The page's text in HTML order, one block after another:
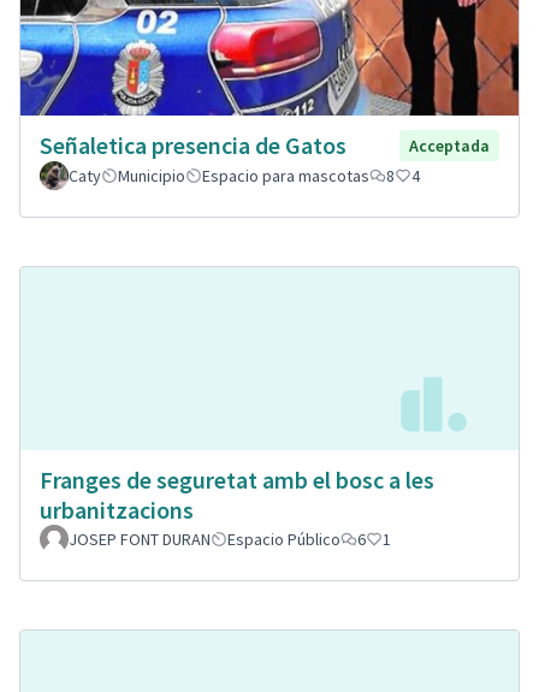
Señaletica presencia de Gatos
Acceptada
Caty
Municipio Espacio para mascotas 8 4
Franges de seguretat amb el bosc a les
urbanitzacions
JOSEP FONT DURAN Espacio Público 6 1